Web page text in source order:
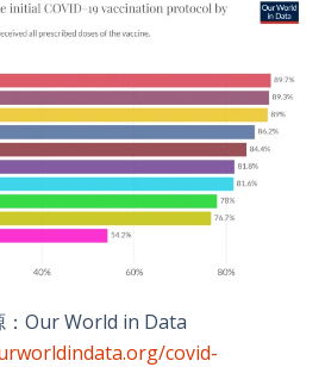
：Our World in Data
covid-